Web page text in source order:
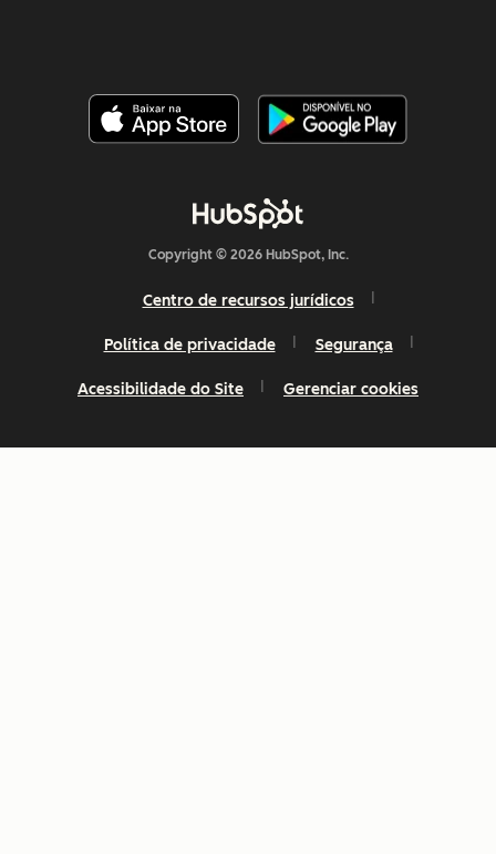
Copyright © 2026 HubSpot, Inc.
Centro de recursos jurídicos
Política de privacidade Segurança
Acessibilidade do Site Gerenciar cookies